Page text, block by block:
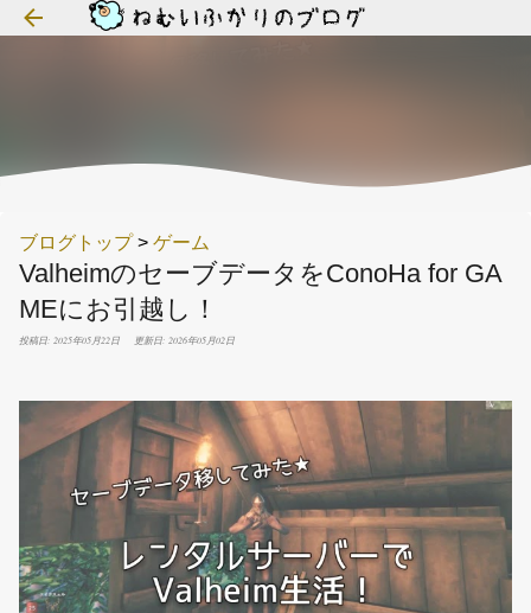
スキップしてメイン コンテンツに移動
ブログトップ> ゲーム
ValheimのセーブデータをConoHa for GA
MEにお引越し！
投稿日: 2025年05月22日 更新日: 2026年05月02日